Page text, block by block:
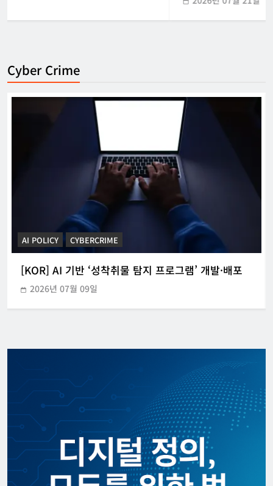
시범운영
한아름 기자 2026년 07월 21일
Cyber Crime
CYBERCRIME POLICE INVESTIGATION ANNOUNCEMENT
[KOR] 3대 참사 허위정보 퍼뜨린 피의자 구속
2026년 05월 31일